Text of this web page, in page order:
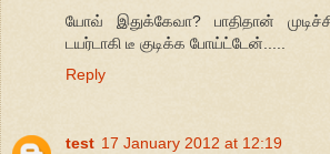
யோவ் இதுக்கேவா? பாதிதான்
டயர்டாகி டீ குடிக்க போய்ட்டேன்.....
Reply
test 17 January 2012 at 12:19